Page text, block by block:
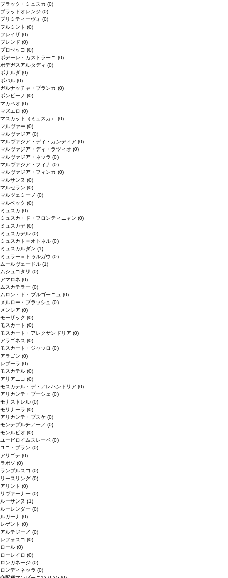
ブラック・ミュスカ (0)
ブラッドオレンジ (0)
プリミティーヴォ (0)
フルミント (0)
フレイザ (0)
ブレンド (0)
プロセッコ (0)
ポデーレ・カストラーニ (0)
ボデガスアルタディ (0)
ボナルダ (0)
ボバル (0)
ガルナッチャ・ブランカ (0)
ボンビーノ (0)
マカベオ (0)
マズエロ (0)
マスカット（ミュスカ） (0)
マルヴァー (0)
マルヴァジア (0)
マルヴァジア・ディ・カンディア (0)
マルヴァジア・ディ・ラツィオ (0)
マルヴァジア・ネッラ (0)
マルヴァジア・フィナ (0)
マルヴァジア・フィンカ (0)
マルサンヌ (0)
マルセラン (0)
マルツェミーノ (0)
マルベック (0)
ミュスカ (0)
ミュスカ・ド・フロンティニャン (0)
ミュスカデ(0)
ミュスカデル (0)
ミュスカト＝オトネル (0)
ミュスカルダン (1)
ミュラー＝トゥルガウ (0)
ムールヴェードル (1)
ムシュコタリ (0)
アマロネ (0)
ムスカテラー (0)
ムロン・ド・ブルゴーニュ (0)
メルロー・ブラッシュ (0)
メンシア (0)
モーザック (0)
モスカート (0)
モスカート・アレクサンドリア (0)
アラゴネス (0)
モスカート・ジャッロ (0)
アラゴン (0)
レブーラ (0)
モスカテル (0)
アリアニコ (0)
モスカテル・デ・アレハンドリア (0)
アリカンテ・ブーシェ (0)
モナストレル (0)
モリナーラ (0)
アリカンテ・ブスケ (0)
モンテプルチアーノ (0)
モンルビオ (0)
ユービロイムスレーベ (0)
ユニ・ブラン (0)
アリゴテ (0)
ラボソ (0)
ランブルスコ (0)
リースリング (0)
アリント (0)
リヴァーナー (0)
ルーサンヌ (1)
ルーレンダー (0)
ルガーナ (0)
レゲント (0)
アルテジーノ (0)
レフォスコ (0)
ロール (0)
ローレイロ (0)
ロンガネージ (0)
ロンディネッラ (0)